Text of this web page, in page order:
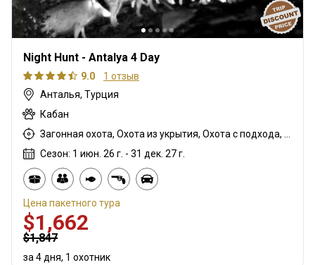
Night Hunt - Antalya 4 Day
9.0
1 отзыв
Анталья, Турция
Кабан
Загонная охота, Охота из укрытия, Охота с подхода, Охота с собаками
Сезон: 1 июн. 26 г. - 31 дек. 27 г.
Цена пакетного тура
$1,662
$1,847
за 4 дня, 1 охотник